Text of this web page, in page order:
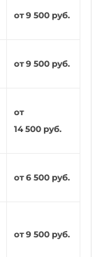
от 9 500 руб.
от 9 500 руб.
от
14 500 руб.
от 6 500 руб.
от 9 500 руб.